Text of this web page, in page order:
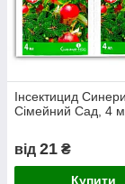
Інсектицид
Сімейний Сад, 4
від 21 ₴
Купити